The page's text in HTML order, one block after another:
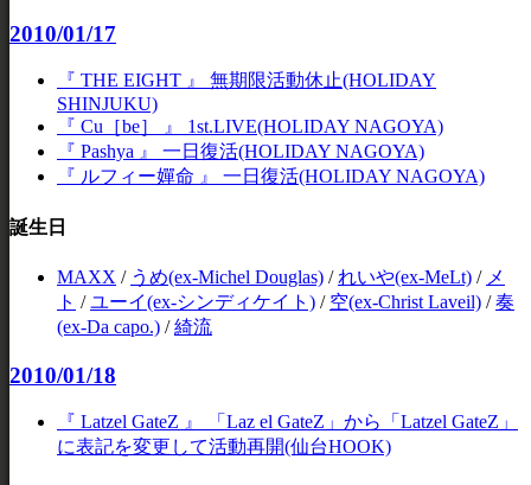
2010/01/17
『 THE EIGHT 』 無期限活動休止(HOLIDAY
SHINJUKU)
『 Cu［be］ 』 1st.LIVE(HOLIDAY NAGOYA)
『 Pashya 』 一日復活(HOLIDAY NAGOYA)
『 ルフィー嬋命 』 一日復活(HOLIDAY NAGOYA)
誕生日
MAXX / うめ(ex-Michel Douglas) /れいや(ex-MeLt) / メ
ト /ユーイ(ex-シンディケイト) / 空(ex-Christ Laveil) /奏
(ex-Da capo.) /綺流
2010/01/18
『 Latzel GateZ 』 「Laz el GateZ」から「Latzel GateZ」
に表記を変更して活動再開(仙台HOOK)